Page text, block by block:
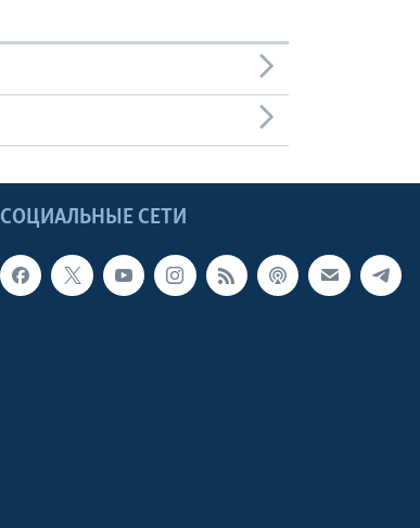
СОЦИАЛЬНЫЕ СЕТИ